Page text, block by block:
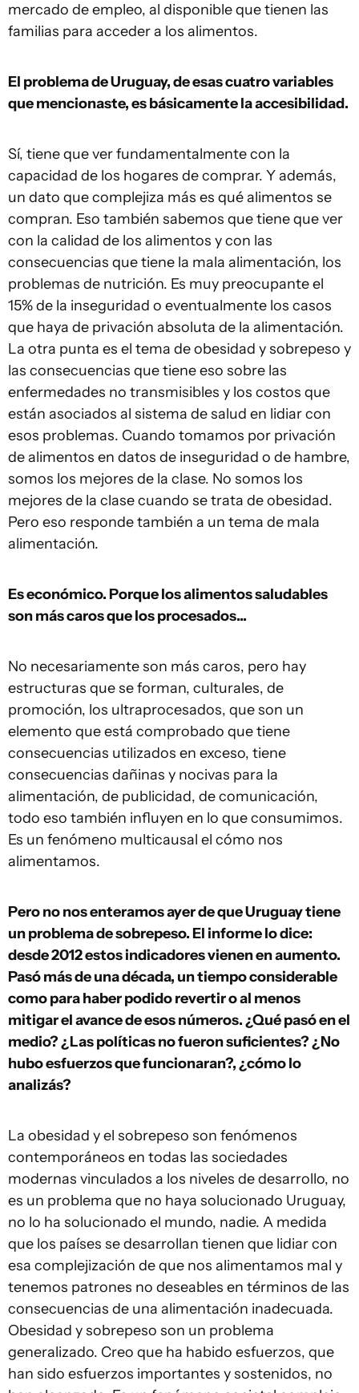
mercado de empleo, al disponible que tienen las
familias para acceder a los alimentos.
El problema de Uruguay, de esas cuatro variables
que mencionaste, es básicamente la accesibilidad.
Sí, tiene que ver fundamentalmente con la
capacidad de los hogares de comprar. Y además,
un dato que complejiza más es qué alimentos se
compran. Eso también sabemos que tiene que ver
con la calidad de los alimentos y con las
consecuencias que tiene la mala alimentación, los
problemas de nutrición. Es muy preocupante el
15% de la inseguridad o eventualmente los casos
que haya de privación absoluta de la alimentación.
La otra punta es el tema de obesidad y sobrepeso y
las consecuencias que tiene eso sobre las
enfermedades no transmisibles y los costos que
están asociados al sistema de salud en lidiar con
esos problemas. Cuando tomamos por privación
de alimentos en datos de inseguridad o de hambre,
somos los mejores de la clase. No somos los
mejores de la clase cuando se trata de obesidad.
Pero eso responde también a un tema de mala
alimentación.
Es económico. Porque los alimentos saludables
son más caros que los procesados...
No necesariamente son más caros, pero hay
estructuras que se forman, culturales, de
promoción, los ultraprocesados, que son un
elemento que está comprobado que tiene
consecuencias utilizados en exceso, tiene
consecuencias dañinas y nocivas para la
alimentación, de publicidad, de comunicación,
todo eso también influyen en lo que consumimos.
Es un fenómeno multicausal el cómo nos
alimentamos.
Pero no nos enteramos ayer de que Uruguay tiene
un problema de sobrepeso. El informe lo dice:
desde 2012 estos indicadores vienen en aumento.
Pasó más de una década, un tiempo considerable
como para haber podido revertir o al menos
mitigar el avance de esos números. ¿Qué pasó en el
medio? ¿Las políticas no fueron suficientes? ¿No
hubo esfuerzos que funcionaran?, ¿cómo lo
analizás?
La obesidad y el sobrepeso son fenómenos
contemporáneos en todas las sociedades
modernas vinculados a los niveles de desarrollo, no
es un problema que no haya solucionado Uruguay,
no lo ha solucionado el mundo, nadie. A medida
que los países se desarrollan tienen que lidiar con
esa complejización de que nos alimentamos mal y
tenemos patrones no deseables en términos de las
consecuencias de una alimentación inadecuada.
Obesidad y sobrepeso son un problema
generalizado. Creo que ha habido esfuerzos, que
han sido esfuerzos importantes y sostenidos, no